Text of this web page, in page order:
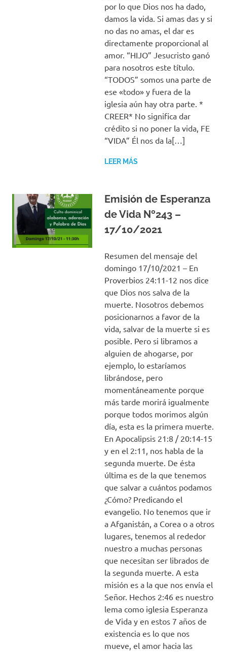
por lo que Dios nos ha dado,
damos la vida. Si amas das y si
no das no amas, el dar es
directamente proporcional al
amor. “HIJO” Jesucristo ganó
para nosotros este título.
“TODOS” somos una parte de
ese «todo» y fuera de la
iglesia aún hay otra parte. *
CREER* No significa dar
crédito si no poner la vida, FE
“VIDA” Él nos da la[…]
LEER MÁS
Emisión de Esperanza
de Vida Nº243 –
17/10/2021
Resumen del mensaje del
domingo 17/10/2021 – En
Proverbios 24:11-12 nos dice
que Dios nos salva de la
muerte. Nosotros debemos
posicionarnos a favor de la
vida, salvar de la muerte si es
posible. Pero si libramos a
alguien de ahogarse, por
ejemplo, lo estaríamos
librándose, pero
momentáneamente porque
más tarde morirá igualmente
porque todos morimos algún
día, esta es la primera muerte.
En Apocalipsis 21:8 / 20:14-15
y en el 2:11, nos habla de la
segunda muerte. De ésta
última es de la que tenemos
que salvar a cuántos podamos
¿Cómo? Predicando el
evangelio. No tenemos que ir
a Afganistán, a Corea o a otros
lugares, tenemos al rededor
nuestro a muchas personas
que necesitan ser librados de
la segunda muerte. A esta
misión es a la que nos envía el
Señor. Hechos 2:46 es nuestro
lema como iglesia Esperanza
de Vida y en estos 7 años de
existencia es lo que nos
mueve, el amor hacia las